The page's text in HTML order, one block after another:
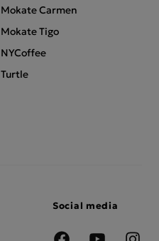
Mokate Carmen
Mokate Tigo
NYCoffee
Turtle
Social media